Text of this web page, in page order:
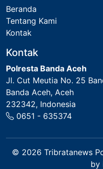
Beranda
Tentang Kami
Kontak
Kontak
Polresta Banda Aceh
Jl. Cut Meutia No. 25
Banda Aceh, Aceh
232342, Indonesia
0651 - 635374
© 2026 Tribratanews
by